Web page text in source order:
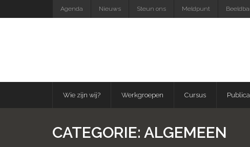
to
Agenda Nieuws Steun ons Meldpunt
Wie zijn wij? Werkgroepen Cursus
CATEGORIE: ALGEMEEN